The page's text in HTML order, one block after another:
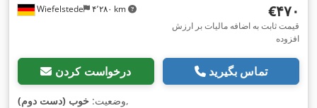
Wiefelstede ۴٬۲۸۰ km ‎€۴۷۰
قیمت ثابت به اضافه مالیات بر ارزش
افزوده
درخواست کردن تماس بگیرید
وضعیت: خوب (دست دوم) ,